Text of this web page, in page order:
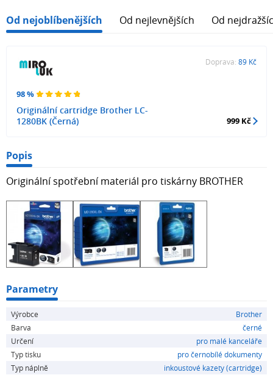
Od nejoblíbenějších Od nejlevnějších Od
98 %
Originální cartridge Brother LC-
1280BK (Černá)
Doprava: 89 Kč
999 Kč
Popis
Originální spotřební materiál pro tiskárny BROTHER
Parametry
Výrobce
Brother
Barva
černé
Určení
pro malé kanceláře
Typ tisku
pro černobílé dokumenty
Typ náplně
inkoustové kazety (cartridge)